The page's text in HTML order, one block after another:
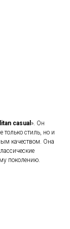
casual ». Он
только стиль, но и
качеством. Она
поколению.